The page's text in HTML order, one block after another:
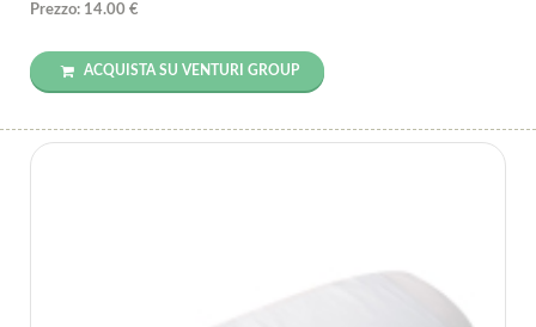
Prezzo: 14.00 €
ACQUISTA SU VENTURI GROUP